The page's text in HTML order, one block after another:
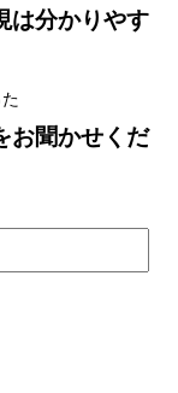
は分かりやす
お聞かせくだ